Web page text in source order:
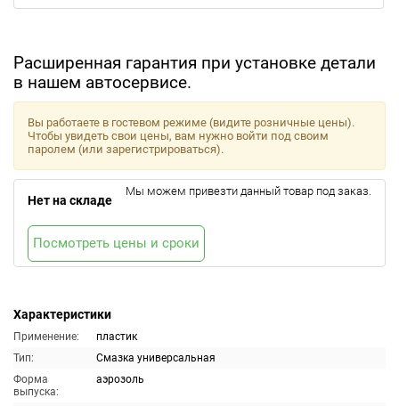
Расширенная гарантия при установке детали
в нашем автосервисе.
Характеристики
Применение:
пластик
Тип:
Смазка универсальная
Форма
выпуска:
аэрозоль
Вы работаете в гостевом режиме (видите розничные цены).
Чтобы увидеть свои цены, вам нужно войти под своим
паролем (или зарегистрироваться).
Нет на складе
Мы можем привезти данный товар под заказ.
Посмотреть цены и сроки